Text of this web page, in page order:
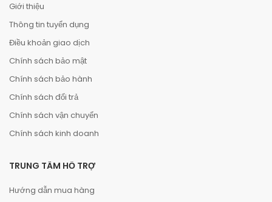
Giới thiệu
Thông tin tuyển dụng
Điều khoản giao dịch
Chính sách bảo mật
Chính sách bảo hành
Chính sách đổi trả
Chính sách vận chuyển
Chính sách kinh doanh
TRUNG TÂM HỖ TRỢ
Hướng dẫn mua hàng